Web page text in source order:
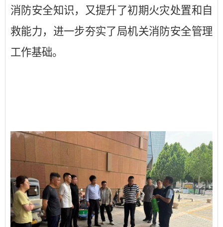
消防安全知识，又提升了初期火灾处置和自
救能力，进一步夯实了局机关消防安全管理
工作基础。